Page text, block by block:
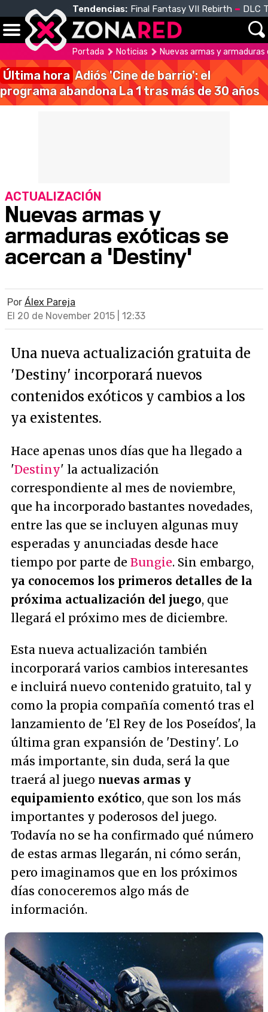
Tendencias: Final Fantasy VII Rebirth DLC
Portada Noticias Nuevas armas y
Última hora Adiós 'Cine de barrio': el
programa abandona La 1 tras más de 30 años
Nuevas armas y
armaduras exóticas se
acercan a 'Destiny'
ACTUALIZACIÓN
Por Álex Pareja
El 20 de November 2015 | 12:33
Una nueva actualización gratuita de
'Destiny' incorporará nuevos
contenidos exóticos y cambios a los
ya existentes.
Hace apenas unos días que ha llegado a
'Destiny' la actualización
correspondiente al mes de noviembre,
que ha incorporado bastantes novedades,
entre las que se incluyen algunas muy
esperadas y anunciadas desde hace
tiempo por parte de Bungie. Sin embargo,
ya conocemos los primeros detalles de la
próxima actualización del juego, que
llegará el próximo mes de diciembre.
Esta nueva actualización también
incorporará varios cambios interesantes
e incluirá nuevo contenido gratuito, tal y
como la propia compañía comentó tras el
lanzamiento de 'El Rey de los Poseídos', la
última gran expansión de 'Destiny'. Lo
más importante, sin duda, será la que
traerá al juego nuevas armas y
equipamiento exótico, que son los más
importantes y poderosos del juego.
Todavía no se ha confirmado qué número
de estas armas llegarán, ni cómo serán,
pero imaginamos que en los próximos
días conoceremos algo más de
información.